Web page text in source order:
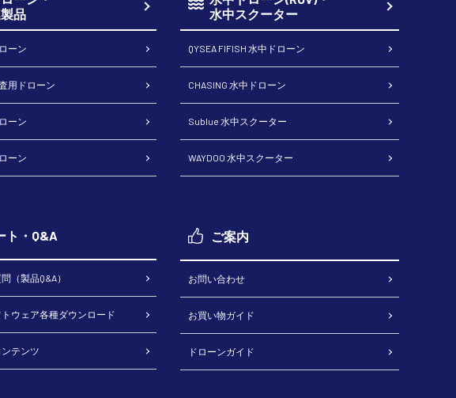
品
ーン
用ドローン
ーン
ーン
水中スクーター
QYSEA FIFISH 水中ドローン
CHASING 水中ドローン
Sublue 水中スクーター
WAYDOO 水中スクーター
ト・Q&A
（製品Q&A）
ウェア各種ダウンロード
テンツ
ご案内
お問い合わせ
お買い物ガイド
ドローンガイド